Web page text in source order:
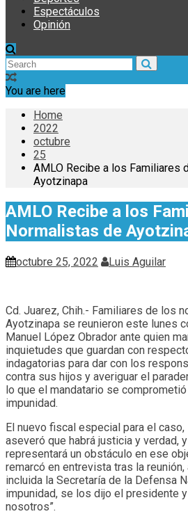
Espectáculos
Opinión
You are here
Home
2022
octubre
25
AMLO Recibe a los Familiares
Ayotzinapa
AMLO Recibe a los
Normalistas de
octubre 25, 2022 Luis Aguilar
Cd. Juarez, Chih.- Familiares de los
Ayotzinapa se reunieron este lunes
Manuel López Obrador ante quien
inquietudes que guardan con
indagatorias para dar con los
contra sus hijos y averiguar el
lo que el mandatario se comprometió
impunidad.
El nuevo fiscal especial para el
aseveró que habrá justicia y verdad,
representará un obstáculo en ese
remarcó en entrevista tras la
incluida la Secretaría de la Defensa
impunidad, se los dijo el presidente
nosotros”.